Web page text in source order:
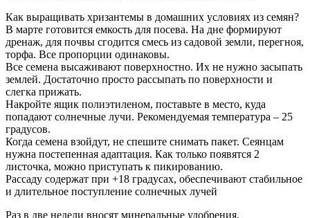
Как выращивать хризантемы в домашних условиях из семян?
В марте готовится емкость для посева. На дне формируют
дренаж, для почвы сгодится смесь из садовой земли, перегноя,
торфа. Все пропорции одинаковы.
Все семена высаживают поверхностно. Их не нужно засыпать
землей. Достаточно просто рассыпать по поверхности и
слегка прижать.
Накройте ящик полиэтиленом, поставьте в место, куда
попадают солнечные лучи. Рекомендуемая температура – 25
градусов.
Когда семена взойдут, не спешите снимать пакет. Сеянцам
нужна постепенная адаптация. Как только появятся 2
листочка, можно приступать к пикированию.
Рассаду содержат при +18 градусах, обеспечивают стабильное
и длительное поступление солнечных лучей
Раз в две недели вносят минеральные удобрения.